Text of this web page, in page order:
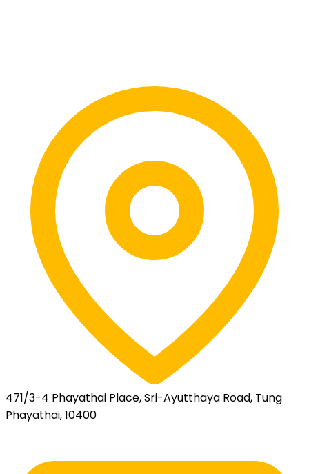
471/3-4 Phayathai Place, Sri-Ayutthaya Road, Tung
Phayathai, 10400